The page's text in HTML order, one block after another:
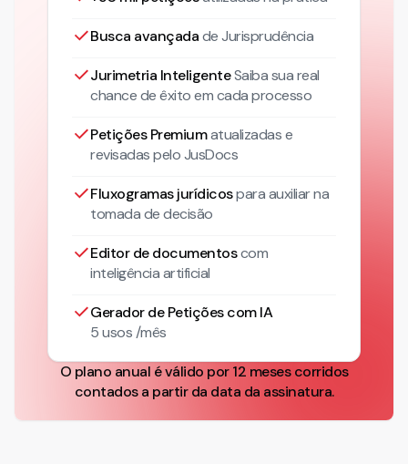
Busca avançadade Jurisprudência
Jurimetria InteligenteSaiba sua real
chance de êxito em cada processo
Petições Premiumatualizadase
revisadas pelo JusDocs
Fluxogramas jurídicospara auxiliar na
tomada de decisão
Editor de documentoscom
inteligência artificial
Gerador de Petições com IA
5 usos /mês
O plano anual é válido por 12 meses corridos
contados a partir da data da assinatura.